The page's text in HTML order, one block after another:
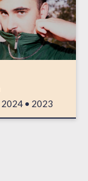
2024 2023